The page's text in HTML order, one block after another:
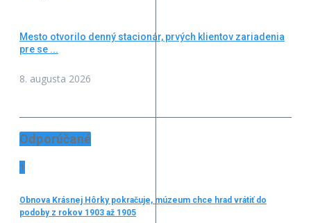
Mesto otvorilo denný stacionár, prvých klientov zariadenia
pre se ...
8. augusta 2026
Odporúčané
1
Obnova Krásnej Hôrky pokračuje, múzeum chce hrad vrátiť do
podoby z rokov 1903 až 1905